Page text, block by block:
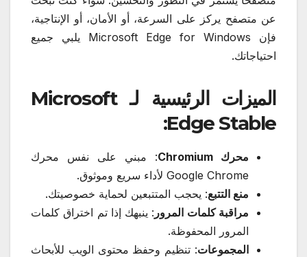
عن متصفح يركز على السرعة، أو الأمان، أو الإنتاجية،
فإن Microsoft Edge for Windows يلبي جميع
احتياجاتك.
الميزات الرئيسية لـ Microsoft
Edge Stable
:
محرك Chromium
: مبني على نفس محرك
Google Chrome لأداء سريع وموثوق.
منع التتبع: يحجب المتتبعين لحماية خصوصيتك.
مراقبة كلمات المرور : ينبهك إذا تم اختراق كلمات
المرور المحفوظة.
المجموعات: تنظيم وحفظ محتوى الويب للأبحاث